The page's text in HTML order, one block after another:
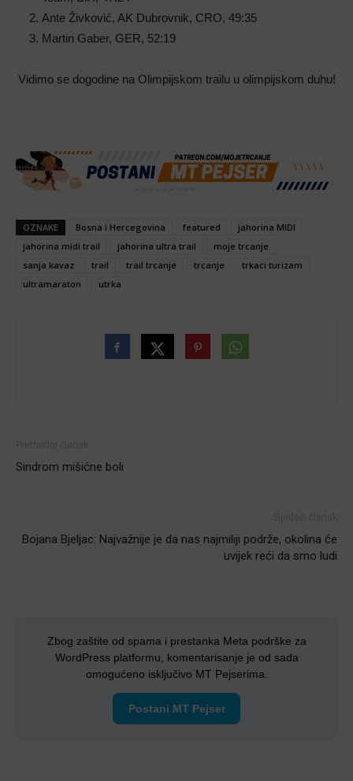
Ante Živković, AK Dubrovnik, CRO, 49:35
Martin Gaber, GER, 52:19
Vidimo se dogodine na Olimpijskom trailu u olimpijskom duhu!
OZNAKE Bosna i Hercegovina featured
jahorina MIDI
jahorina midi trail
jahorina ultra trail
moje trcanje
sanja kavaz
trail trail trcanje trcanje
trkaci turizam
ultramaraton
utrka
Sindrom mišićne boli
Bojana Bjeljac: Najvažnije je da nas najmiliji podrže, okolina će
uvijek reći da smo ludi
Zbog zaštite od spama i prestanka Meta podrške za
WordPress platformu, komentarisanje je od sada
omogućeno isključivo MT Pejserima.
Postani MT Pejser